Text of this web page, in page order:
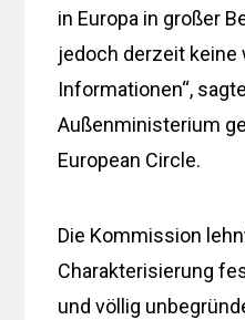
in Europa in großer
jedoch derzeit keine
Informationen“,
Außenministerium
European Circle.
Die Kommission
Charakterisierung
und völlig